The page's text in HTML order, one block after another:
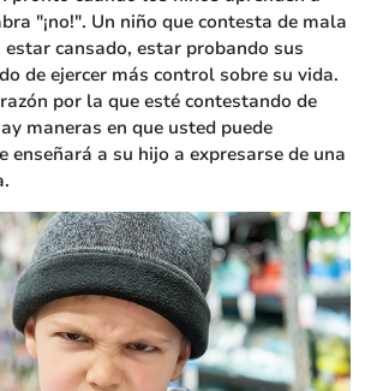
"¡no!". Un niño que contesta de mala
cansado, estar probando sus
de ejercer más control sobre su vida.
por la que esté contestando de
maneras en que usted puede
enseñará a su hijo a expresarse de una